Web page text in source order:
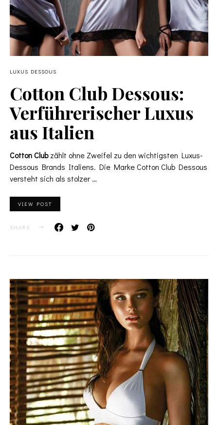
LUXUS DESSOUS
Cotton Club Dessous:
Verführerischer Luxus
aus Italien
Cotton Clubzählt ohne Zweifel zu den wichtigsten Luxus-
Dessous Brands Italiens. Die Marke Cotton Club Dessous
versteht sich als stolzer …
VIEW POST
SHARE